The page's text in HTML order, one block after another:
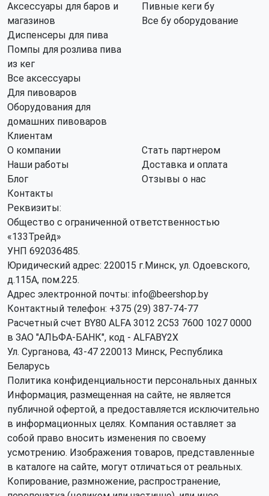
Аксессуары для баров и
магазинов
Диспенсеры для пива
Помпы для розлива пива
из кег
Все аксессуары
Для пивоваров
Оборудования для
домашних пивоваров
Пивные кеги бу
Все бу оборудование
Клиентам
О компании
Стать партнером
Наши работы
Доставка и оплата
Блог
Отзывы о нас
Контакты
Реквизиты:
Общество с ограниченной ответственностью
«133Трейд»
УНП 692036485​.
Юридический адрес: 220015 г.Минск, ул. Одоевского,
д.115А, пом.225.
Адрес электронной почты: info@beershop.by
Контактный телефон: +375 (29) 387-74-77
Расчетный счет BY80 ALFA 3012 2C53 7600 1027 0000
в ЗАО "АЛЬФА-БАНК", код - ALFABY2X
Ул. Сурганова, 43-47 220013 Минск, Республика
Беларусь
Политика конфиденциальности персональных данных
Информация, размещенная на сайте, не является
публичной офертой, а предоставляется исключительно
в информационных целях. Компания оставляет за
собой право вносить изменения по своему
усмотрению. Изображения товаров, представленные
в каталоге на сайте, могут отличаться от реальных.
Копирование, размножение, распространение,